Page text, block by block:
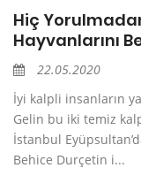
Hiç
Hayvanlarını
22.05.2020
İyi kalpli insanların
Gelin bu iki temiz
İstanbul
Behice Durçetin i...